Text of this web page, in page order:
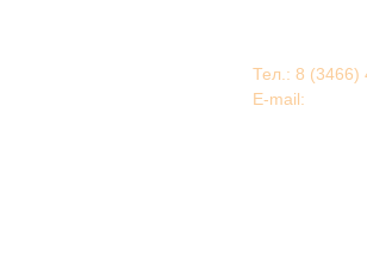
Тел.: 8 (3466)
E-mail: